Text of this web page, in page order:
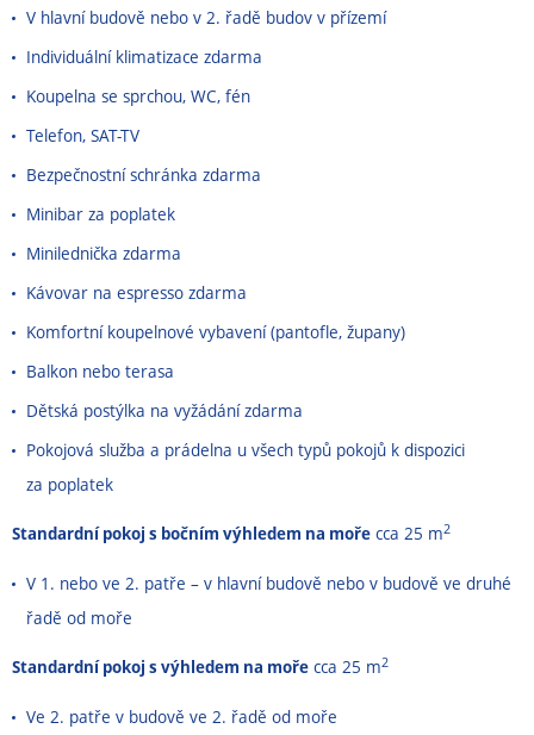
V hlavní budově nebo v 2. řadě budov v přízemí
Individuální klimatizace zdarma
Koupelna se sprchou, WC, fén
Telefon, SAT-TV
Bezpečnostní schránka zdarma
Minibar za poplatek
Minilednička zdarma
Kávovar na espresso zdarma
Komfortní koupelnové vybavení (pantofle, župany)
Balkon nebo terasa
Dětská postýlka na vyžádání zdarma
Pokojová služba a prádelna u všech typů pokojů k dispozici
za poplatek
Standardní pokoj s bočním výhledem na moře cca 25 m2
V 1. nebo ve 2. patře – v hlavní budově nebo v budově ve druhé
řadě od moře
Standardní pokoj s výhledem na moře cca 25 m2
Ve 2. patře v budově ve 2. řadě od moře